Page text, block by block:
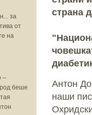
за
от
на
–
беше
страна
Антон
наши